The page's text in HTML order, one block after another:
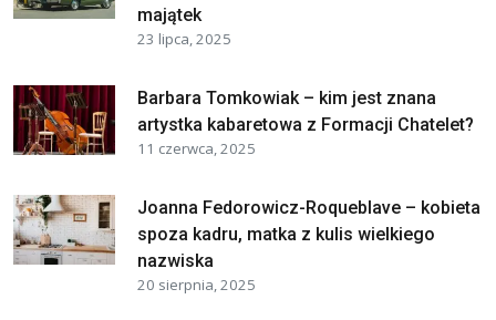
majątek
23 lipca, 2025
Barbara Tomkowiak – kim jest znana
artystka kabaretowa z Formacji Chatelet?
11 czerwca, 2025
Joanna Fedorowicz-Roqueblave – kobieta
spoza kadru, matka z kulis wielkiego
nazwiska
20 sierpnia, 2025